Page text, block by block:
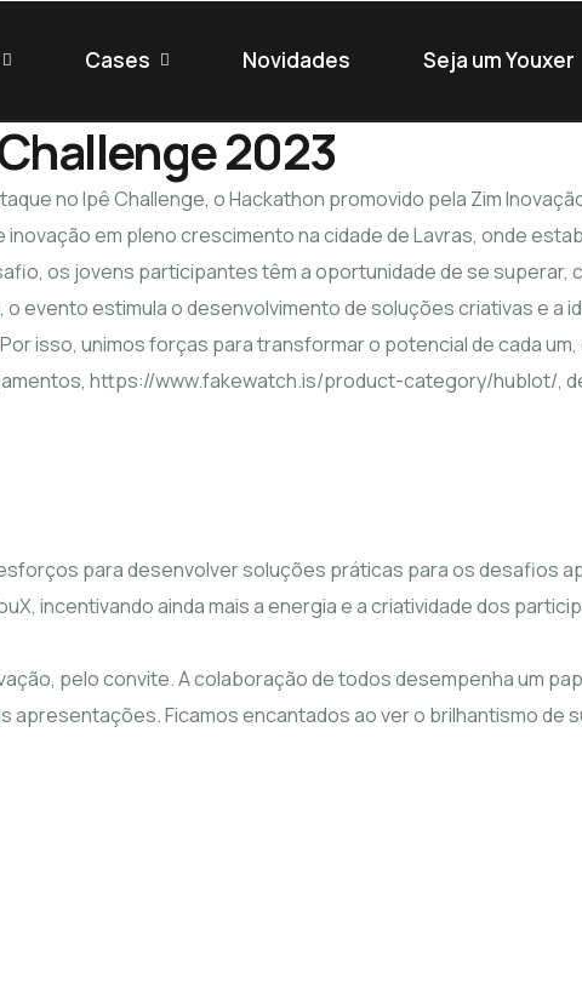
Cases Novidades Seja um Youxer
2023
no Ipê Challenge, o Hackathon promovido pela Zim
em pleno crescimento na cidade de Lavras, onde
os jovens participantes têm a oportunidade de se
evento estimula o desenvolvimento de soluções criativas e a
isso, unimos forças para transformar o potencial de cada
https://www.fakewatch.is/product-category/hublot/,
para desenvolver soluções práticas para os desafios
incentivando ainda mais a energia e a criatividade dos
pelo convite. A colaboração de todos desempenha um
Ficamos encantados ao ver o brilhantismo de